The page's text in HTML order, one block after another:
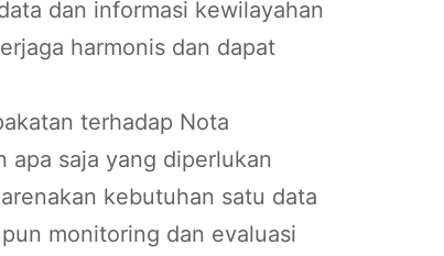
dan informasi kewilayahan
harmonis dan dapat
terhadap Nota
apa saja yang diperlukan
kebutuhan satu data
monitoring dan evaluasi